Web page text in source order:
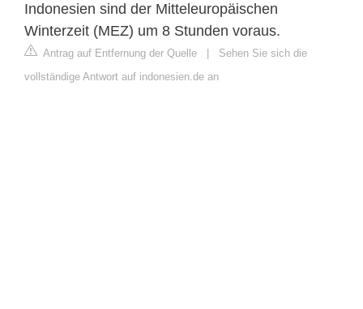
Indonesien sind der Mitteleuropäischen
Winterzeit (MEZ) um 8 Stunden voraus.
Antrag auf Entfernung der Quelle
Sehen Sie sich die
vollständige Antwort auf indonesien.de an